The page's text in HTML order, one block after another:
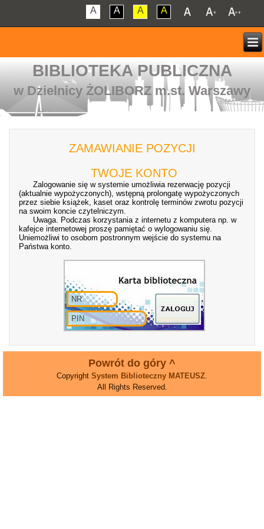
A A A A
BIBLIOTEKA PUBLICZNA
w Dzielnicy ŻOLIBORZ m.st. Warszawy
ZAMAWIANIE POZYCJI
TWOJE KONTO
Zalogowanie się w systemie umożliwia rezerwację pozycji
(aktualnie wypożyczonych), wstępną prolongatę wypożyczonych
przez siebie książek, kaset oraz kontrolę terminów zwrotu pozycji
na swoim koncie czytelniczym.
Uwaga. Podczas korzystania z internetu z komputera np. w
kafejce internetowej proszę pamiętać o wylogowaniu się.
Uniemożliwi to osobom postronnym wejście do systemu na
Państwa konto.
Powrót do góry ^
Copyright System Biblioteczny MATEUSZ
All Rights Reserved.